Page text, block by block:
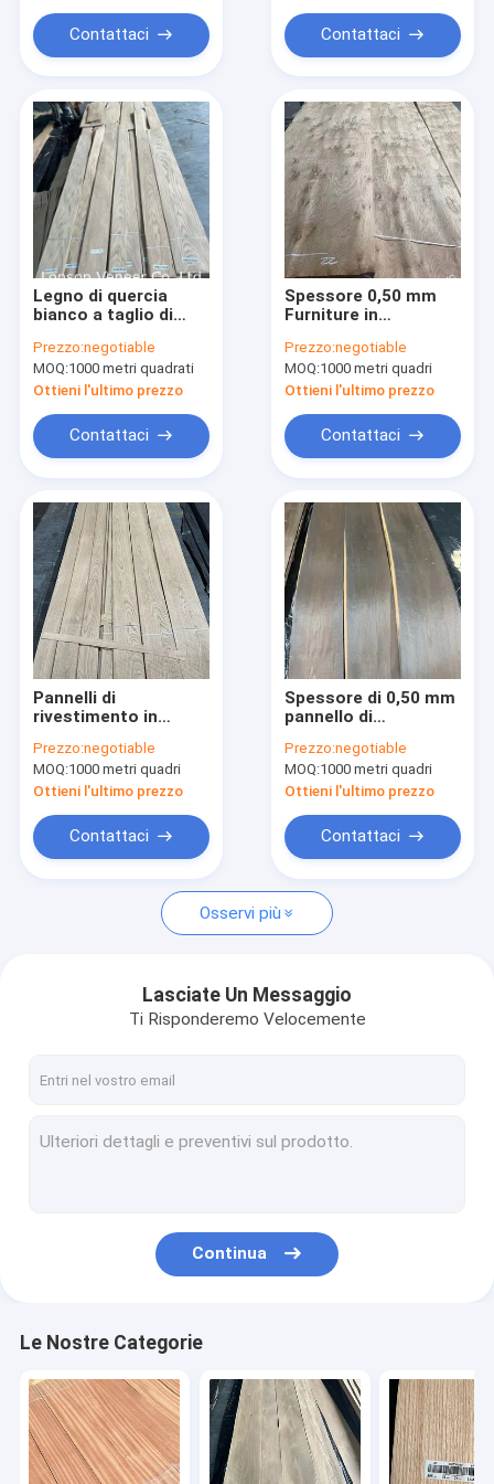
Contattaci Contattaci
Legno di quercia
bianco a taglio di
di legno di quercia
bianco 0,45 mm
Prezzo:negotiable
MOQ:1000 metri quadrati
Ottieni l'ultimo prezzo
Contattaci
Spessore 0,50 mm
Furniture in
quercia bianca
europea
Prezzo:negotiable
MOQ:1000 metri quadri
Ottieni l'ultimo prezzo
Contattaci
Pannelli di
rivestimento in
spessore 0,45 mm di
grado AAA
Prezzo:negotiable
MOQ:1000 metri quadri
Ottieni l'ultimo prezzo
Contattaci
Spessore di 0,50 mm
pannello di
quercia bianco
europeo di grado A
affumicato
Prezzo:negotiable
MOQ:1000 metri quadri
Ottieni l'ultimo prezzo
Contattaci
Osservi più
Lasciate Un Messaggio
Ti Risponderemo Velocemente
Continua
Le Nostre Categorie